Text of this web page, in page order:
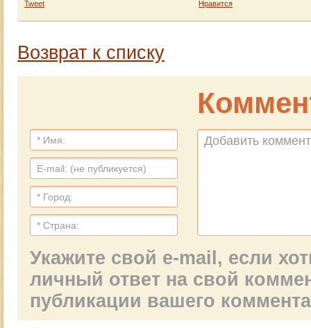
Tweet Нравится
Возврат к списку
Укажите свой e-mail, если
личный ответ на свой
публикации вашего